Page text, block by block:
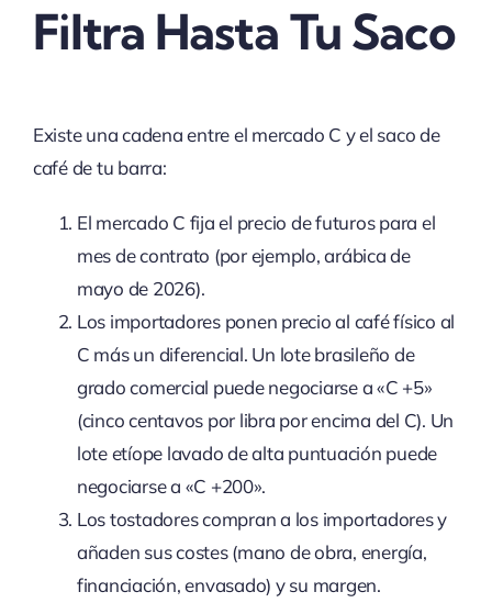
Filtra Hasta Tu Saco
Existe una cadena entre el mercado C y el saco de
café de tu barra:
El mercado C fija el precio de futuros para el
mes de contrato (por ejemplo, arábica de
mayo de 2026).
Los importadores ponen precio al café físico al
C más un diferencial. Un lote brasileño de
grado comercial puede negociarse a «C +5»
(cinco centavos por libra por encima del C). Un
lote etíope lavado de alta puntuación puede
negociarse a «C +200».
Los tostadores compran a los importadores y
añaden sus costes (mano de obra, energía,
financiación, envasado) y su margen.